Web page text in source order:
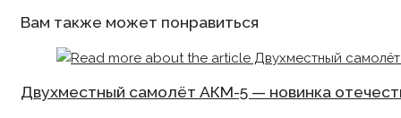
Вам также может понравиться
Двухместный самолёт АКМ-5 — новинка